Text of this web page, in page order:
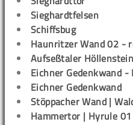
Sieghardtfelsen
Schiffsbug
Haunritzer Wand 02 -
Aufseßtaler
Eichner Gedenkwand -
Eichner Gedenkwand
Stöppacher Wand |
Hammertor | Hyrule